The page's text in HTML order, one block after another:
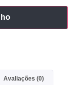
Avaliações (0)